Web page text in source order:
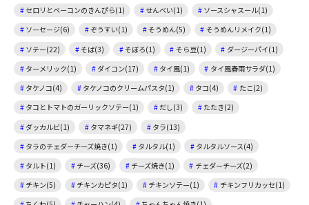
セロリとベーコンのきんぴら(1)
せんべい(1)
ソースシャスール(1)
ソーセージ(6)
ぞうすい(1) そうめん(5)
そうめんリメイク(1)
ソテー(22)
そば(3) そぼろ(1) そら豆(1)
ダージーパイ(1)
ターメリック(1)
ダイコン(17) タイ風(1)
タイ風春雨サラダ(1)
タケノコ(4)
タケノコのクリームパスタ(1) タコ(4)
たこ(2)
タコとトマトのガーリックソテー(1)
だし(3)
たたき(2)
ダッカルビ(1)
タマネギ(27)
タラ(13)
タラのチェダーチーズ焼き(1)
タルタル(1)
タルタルソース(4)
タルト(1)
チーズ(36) チーズ焼き(1)
チェダーチーズ(2)
チキン(5)
チキンカピタ(1) チキンソテー(1)
チキンフリカッセ(1)